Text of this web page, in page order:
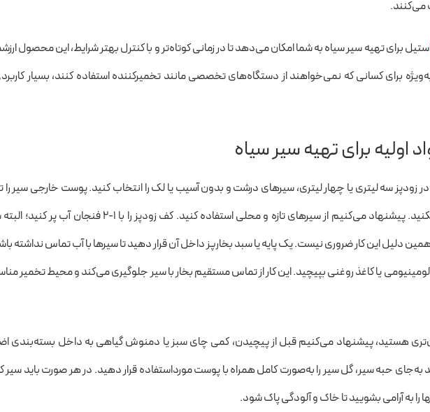
برای تهیه سیر سیاه به شما امکان می‌دهد تا در زمانی کوتاه‌تر و با کنترل بهتر شرایط، این محصول
برای کسانی که نمی‌خواهند از دستگاه‌های تخصصی مانند تخمیر‌کننده استفاده کنند، بسیار
اولیه برای تهیه سیر سیاه
زودپز سه لیتری یا چهار لیتری، سیرهای درشت و بدون آسیب یا لک را انتخاب کنید. پوست خارجی سیر را
کنید، اما حبه‌ها را جدا نکنید. پیشنهاد می‌کنیم از سیرهای تازه و محلی استفاده کنید. کف زودپز را با 1-2 فنجان
دلیل این کار ضروری نیست. یک پایه یا سبد بخارپز داخل آن قرار دهید تا سیرها با آب تماس نداشته
یا کاغذ روغنی بپیچید. این کار از تماس مستقیم بخار با سیر جلوگیری می‌کند و محیط تخمیر
هستید، پیشنهاد می‌کنیم قبل از پیچیدن، کمی چای سبز یا دمنوش گیاهی به داخل بسته‌بندی
حبه سیر، گل سیر را به‌صورت کامل همراه با پوست مورد‌استفاده قرار دهید. در هر صورت باید سیر
را به آرامی بشویید تا خاک و آلودگی‌ پاک شود.